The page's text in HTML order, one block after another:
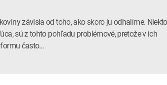
závisia od toho, ako skoro ju odhalíme.
sú z tohto pohľadu problémové, pretože v ich
často…